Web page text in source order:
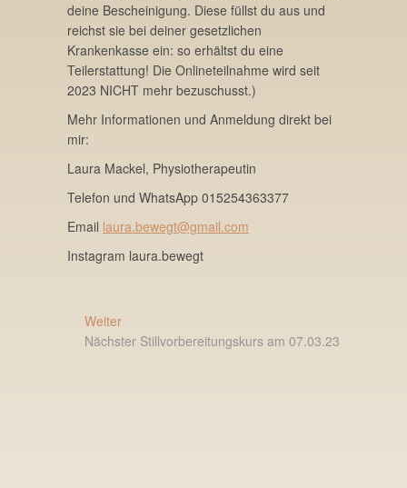
deine Bescheinigung. Diese füllst du aus und
reichst sie bei deiner gesetzlichen
Krankenkasse ein: so erhältst du eine
Teilerstattung! Die Onlineteilnahme wird seit
2023 NICHT mehr bezuschusst.)
Mehr Informationen und Anmeldung direkt bei
mir:
Laura Mackel, Physiotherapeutin
Telefon und WhatsApp 015254363377
Email laura.bewegt@gmail.com
Instagram laura.bewegt
Beitragsnavigation
WeiterNächster
Beitrag:
Nächster Stillvorbereitungskurs am 07.03.23